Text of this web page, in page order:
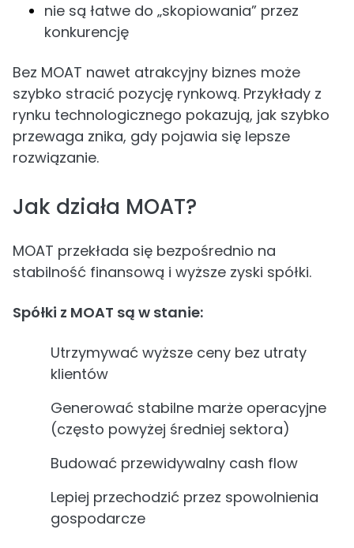
nie są łatwe do „skopiowania” przez
konkurencję
Bez MOAT nawet atrakcyjny biznes może
szybko stracić pozycję rynkową. Przykłady z
rynku technologicznego pokazują, jak szybko
przewaga znika, gdy pojawia się lepsze
rozwiązanie.
Jak działa MOAT?
MOAT przekłada się bezpośrednio na
stabilność finansową i wyższe zyski spółki.
Spółki z MOAT są w stanie:
Utrzymywać wyższe ceny bez utraty
klientów
Generować stabilne marże operacyjne
(często powyżej średniej sektora)
Budować przewidywalny cash flow
Lepiej przechodzić przez spowolnienia
gospodarcze